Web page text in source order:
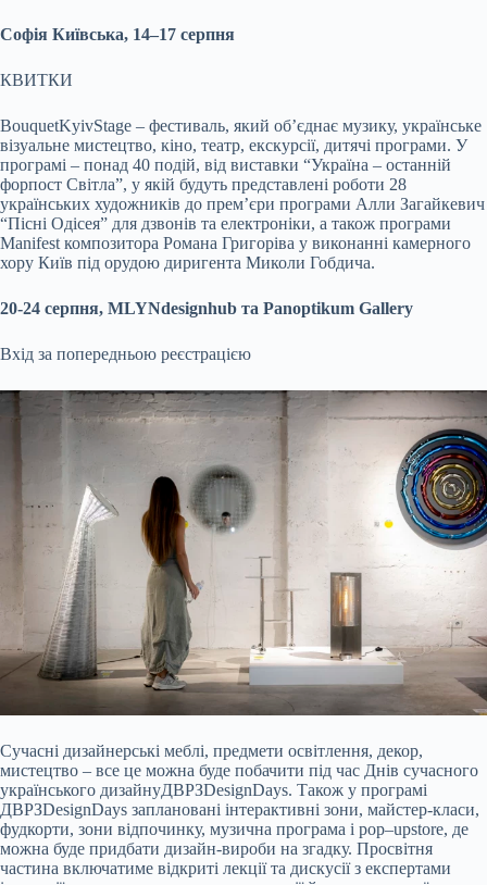
Софія Київська, 14–17 серпня
КВИТКИ
BouquetKyivStage – фестиваль, який об’єднає музику, українське
візуальне мистецтво, кіно, театр, екскурсії, дитячі програми. У
програмі – понад 40 подій, від виставки “Україна – останній
форпост Світла”, у якій будуть представлені роботи 28
українських художників до премʼєри програми Алли Загайкевич
“Пісні Одісея” для дзвонів та електроніки, а також програми
Manifest композитора Романа Григоріва у виконанні камерного
хору Київ під орудою диригента Миколи Гобдича.
20-24 серпня, MLYNdesignhub та Panoptikum Gallery
Вхід за попередньою реєстрацією
Сучасні дизайнерські меблі, предмети освітлення, декор,
мистецтво – все це можна буде побачити під час Днів сучасного
українського дизайнуДВРЗDesignDays. Також у програмі
ДВРЗDesignDays заплановані інтерактивні зони, майстер-класи,
фудкорти, зони відпочинку, музична програма і pop–upstore, де
можна буде придбати дизайн-вироби на згадку. Просвітня
частина включатиме відкриті лекції та дискусії з експертами